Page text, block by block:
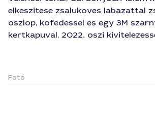
elkeszitese zsalukoves labazattal
oszlop, kofedessel es egy 3M
kertkapuval, 2022. oszi
Fotó